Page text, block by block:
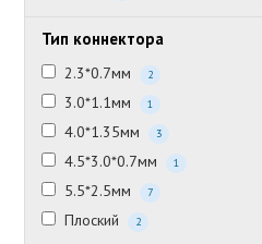
Тип коннектора
2.3*0.7мм 2
3.0*1.1мм 1
4.0*1.35мм 3
4.5*3.0*0.7мм 1
5.5*2.5мм 7
Плоский 2